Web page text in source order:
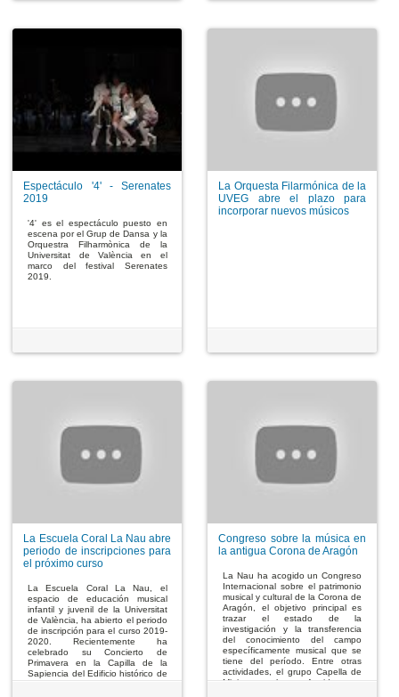
Espectáculo '4' - Serenates
2019
'4' es el espectáculo puesto en
escena por el Grup de Dansa y la
Orquestra Filharmònica de la
Universitat de València en el
marco del festival Serenates
2019.
La Orquesta Filarmónica de la
UVEG abre el plazo para
incorporar nuevos músicos
La Escuela Coral La Nau abre
periodo de inscripciones para
el próximo curso
La Escuela Coral La Nau, el
espacio de educación musical
infantil y juvenil de la Universitat
de València, ha abierto el periodo
de inscripción para el curso 2019-
2020. Recientemente ha
celebrado su Concierto de
Primavera en la Capilla de la
Sapiencia del Edificio histórico de
La Nau con una muestra de su
Congreso sobre la música en
la antigua Corona de Aragón
La Nau ha acogido un Congreso
Internacional sobre el patrimonio
musical y cultural de la Corona de
Aragón, el objetivo principal es
trazar el estado de la
investigación y la transferencia
del conocimiento del campo
específicamente musical que se
tiene del período. Entre otras
actividades, el grupo Capella de
Ministrers ha ofrecido un